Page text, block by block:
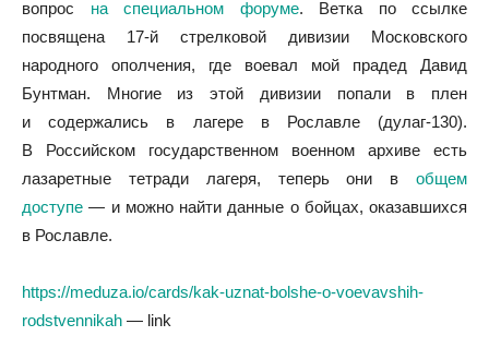
вопрос на специальном форуме. Ветка по ссылке
посвящена 17-й стрелковой дивизии Московского
народного ополчения, где воевал мой прадед Давид
Бунтман. Многие из этой дивизии попали в плен
и содержались в лагере в Рославле (дулаг-130).
В Российском государственном военном архиве есть
лазаретные тетради лагеря, теперь они в общем
доступе — и можно найти данные о бойцах, оказавшихся
в Рославле.
https://meduza.io/cards/kak-uznat-bolshe-o-voevavshih-
rodstvennikah — link